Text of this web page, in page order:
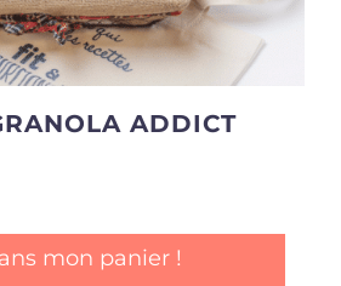
du
produit
ADDICT
mon panier !